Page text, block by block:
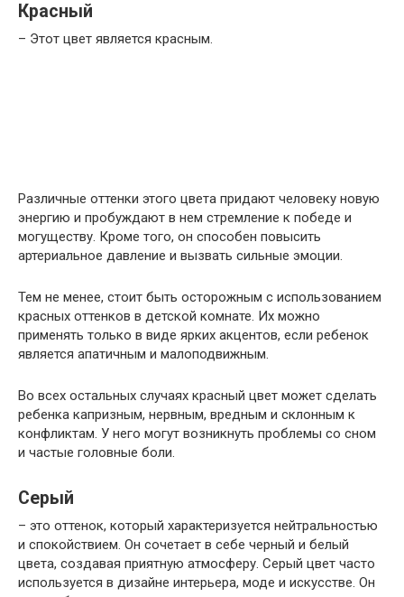
Красный
– Этот цвет является красным.
Различные оттенки этого цвета придают человеку новую
энергию и пробуждают в нем стремление к победе и
могуществу. Кроме того, он способен повысить
артериальное давление и вызвать сильные эмоции.
Тем не менее, стоит быть осторожным с использованием
красных оттенков в детской комнате. Их можно
применять только в виде ярких акцентов, если ребенок
является апатичным и малоподвижным.
Во всех остальных случаях красный цвет может сделать
ребенка капризным, нервным, вредным и склонным к
конфликтам. У него могут возникнуть проблемы со сном
и частые головные боли.
Серый
– это оттенок, который характеризуется нейтральностью
и спокойствием. Он сочетает в себе черный и белый
цвета, создавая приятную атмосферу. Серый цвет часто
используется в дизайне интерьера, моде и искусстве. Он